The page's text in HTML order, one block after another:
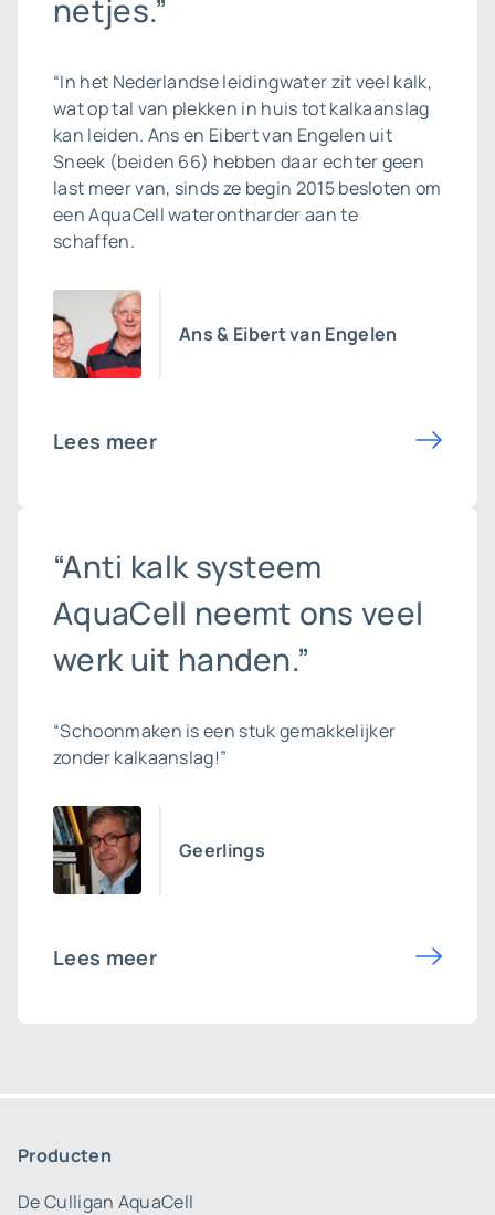
netjes.”
“In het Nederlandse leidingwater zit veel kalk,
wat op tal van plekken in huis tot kalkaanslag
kan leiden. Ans en Eibert van Engelen uit
Sneek (beiden 66) hebben daar echter geen
last meer van, sinds ze begin 2015 besloten om
een AquaCell waterontharder aan te
schaffen.
Ans & Eibert van Engelen
Lees meer
“Anti kalk systeem
AquaCell neemt ons veel
werk uit handen.”
“Schoonmaken is een stuk gemakkelijker
zonder kalkaanslag!”
Geerlings
Lees meer
Producten
De Culligan AquaCell